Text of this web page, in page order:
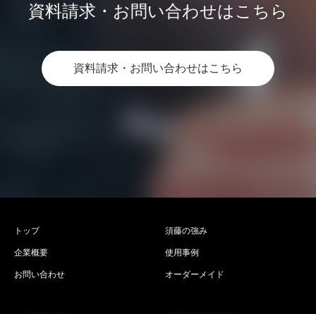
資料請求・お問い合わせはこちら
資料請求・お問い合わせはこちら
トップ
企業概要
お問い合わせ
須藤の強み
使用事例
オーダーメイド